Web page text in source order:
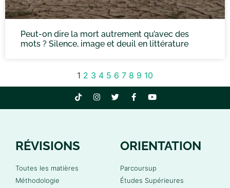
Peut-on dire la mort autrement qu’avec des
mots ? Silence, image et deuil en littérature
1 2 3 4 5 6 7 8 9 10
RÉVISIONS
Toutes les matières
Méthodologie
ORIENTATION
Parcoursup
Études Supérieures